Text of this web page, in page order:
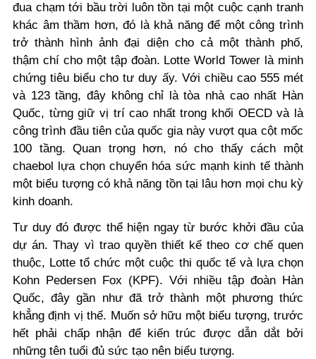
đua chạm tới bầu trời luôn tồn tại một cuộc cạnh tranh
khác âm thầm hơn, đó là khả năng để một công trình
trở thành hình ảnh đại diện cho cả một thành phố,
thậm chí cho một tập đoàn. Lotte World Tower là minh
chứng tiêu biểu cho tư duy ấy. Với chiều cao 555 mét
và 123 tầng, đây không chỉ là tòa nhà cao nhất Hàn
Quốc, từng giữ vị trí cao nhất trong khối OECD và là
công trình đầu tiên của quốc gia này vượt qua cột mốc
100 tầng. Quan trọng hơn, nó cho thấy cách một
chaebol lựa chọn chuyển hóa sức mạnh kinh tế thành
một biểu tượng có khả năng tồn tại lâu hơn mọi chu kỳ
kinh doanh.
Tư duy đó được thể hiện ngay từ bước khởi đầu của
dự án. Thay vì trao quyền thiết kế theo cơ chế quen
thuộc, Lotte tổ chức một cuộc thi quốc tế và lựa chọn
Kohn Pedersen Fox (KPF). Với nhiều tập đoàn Hàn
Quốc, đây gần như đã trở thành một phương thức
khẳng định vị thế. Muốn sở hữu một biểu tượng, trước
hết phải chấp nhận để kiến trúc được dẫn dắt bởi
những tên tuổi đủ sức tạo nên biểu tượng.